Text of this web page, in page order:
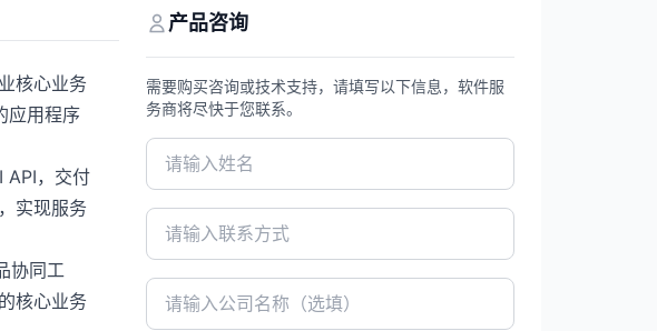
核心业务
应用程序
API，交付
实现服务
协同工
核心业务
产品咨询
需要购买咨询或技术支持，请填写以下信息，软件服
务商将尽快于您联系。